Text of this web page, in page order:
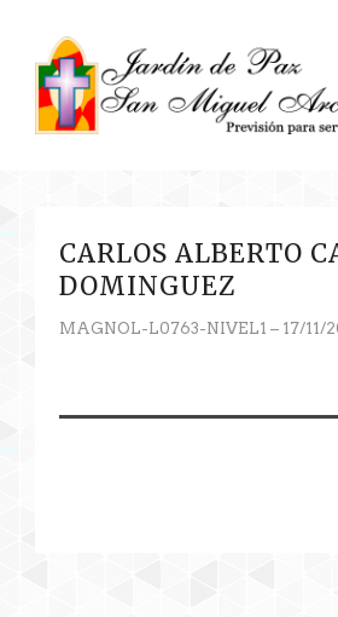
CARLOS ALBERTO
DOMINGUEZ
MAGNOL-L0763-NIVEL1 – 17/11/